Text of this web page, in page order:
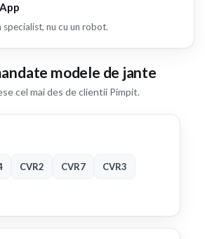
nu cu un robot.
modele de jante
cel mai des de clientii Pimpit.
CVR2 CVR7 CVR3